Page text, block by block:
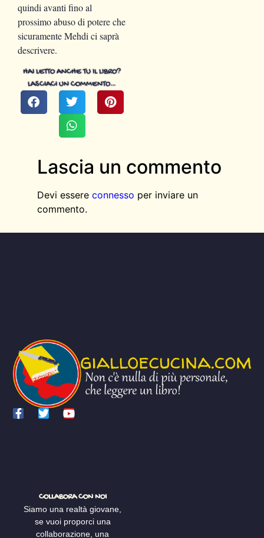
HAI LETTO ANCHE TU IL LIBRO?
LASCIACI UN COMMENTO…
quindi avanti fino al
prossimo abuso di potere che
sicuramente Mehdi ci saprà
descrivere.
Lascia un commento
Devi essere connesso per inviare un
commento.
COLLABORA CON NOI
Siamo una realtà giovane,
se vuoi proporci una
collaborazione, una